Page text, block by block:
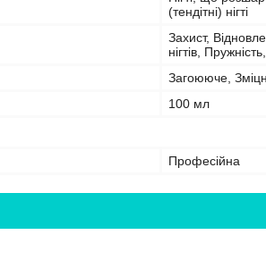
(тендітні) нігті
Захист,
нігтів,
Загоююче,
100 мл
Професійна